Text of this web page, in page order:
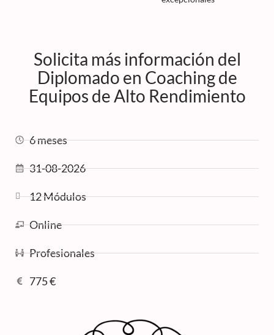
Solicita más información del
Diplomado en Coaching de
Equipos de Alto Rendimiento
6 meses
31-08-2026
12 Módulos
Online
Profesionales
775 €